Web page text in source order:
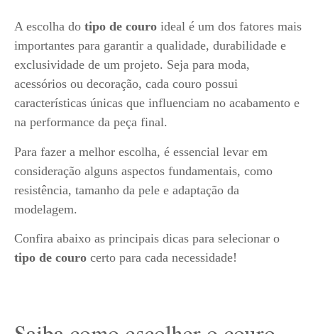
A escolha do tipo de couro ideal é um dos fatores mais
importantes para garantir a qualidade, durabilidade e
exclusividade de um projeto. Seja para moda,
acessórios ou decoração, cada couro possui
características únicas que influenciam no acabamento e
na performance da peça final.
Para fazer a melhor escolha, é essencial levar em
consideração alguns aspectos fundamentais, como
resistência, tamanho da pele e adaptação da
modelagem.
Confira abaixo as principais dicas para selecionar o
tipo de couro certo para cada necessidade!